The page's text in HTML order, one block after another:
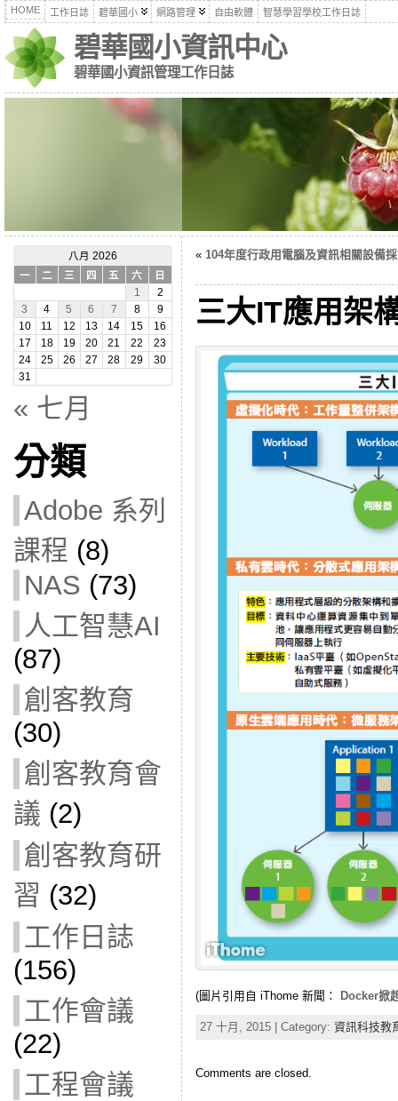
HOME 工作日誌 碧華國小 網路管理 自由軟體 智慧學習學校工作日誌
碧華國小資訊中心
碧華國小資訊管理工作日誌
八月 2026
一
二 三 四 五 六
日
1
2
3
4 5 6 7 8
9
10
11 12 13 14 15
16
17
18 19 20 21 22
23
24
25 26 27 28 29
30
31
« 七月
分類
Adobe 系列
課程 (8)
NAS (73)
人工智慧AI
(87)
創客教育
(30)
創客教育會
議 (2)
創客教育研
習 (32)
工作日誌
(156)
工作會議
(22)
工程會議
« 104年度行政用電腦及資訊相關設備
三大IT應用架
(圖片引用自 iThome 新聞： Docker掀
27 十月, 2015 | Category: 資訊科技教
Comments are closed.